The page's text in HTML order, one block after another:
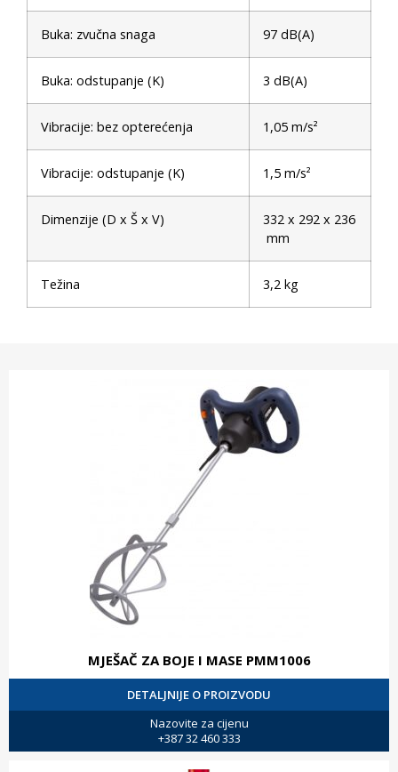
Buka: zvučna snaga 97 dB(A)
Buka: odstupanje (K) 3 dB(A)
Vibracije: bez opterećenja 1,05 m/s²
Vibracije: odstupanje (K) 1,5 m/s²
Dimenzije (D x Š x V)
332 x 292 x 236
mm
Težina 3,2 kg
MJEŠAČ ZA BOJE I MASE PMM1006
DETALJNIJE O PROIZVODU
Nazovite za cijenu
+387 32 460 333